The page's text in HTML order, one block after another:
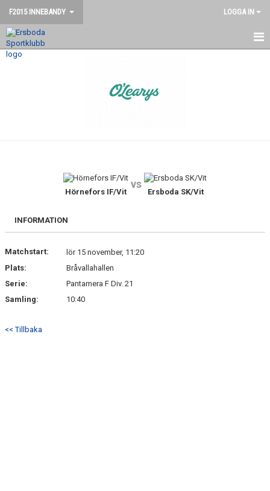
F2015 INNEBANDY LOGGA IN
HEM
Hörnefors IF/Vit
vs
Ersboda SK/Vit
INFORMATION
Matchstart:
lör 15 november, 11:20
Plats:
Bråvallahallen
Serie:
Pantamera F Div. 21
Samling:
10:40
<< Tillbaka